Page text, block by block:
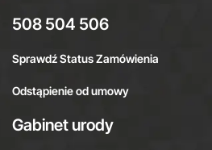
508 504 506
Sprawdź Status Zamówienia
Odstąpienie od umowy
Gabinet urody